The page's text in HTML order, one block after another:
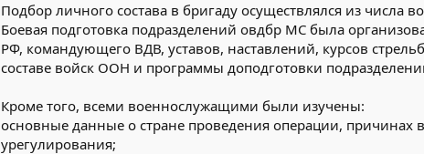
Подбор личного состава в бригаду осуществлялся из
Боевая подготовка подразделений овдбр МС была
РФ, командующего ВДВ, уставов, наставлений, курсов
составе войск ООН и программы доподготовки
Кроме того, всеми военнослужащими были изучены:
основные данные о стране проведения операции, причинах
урегулирования;